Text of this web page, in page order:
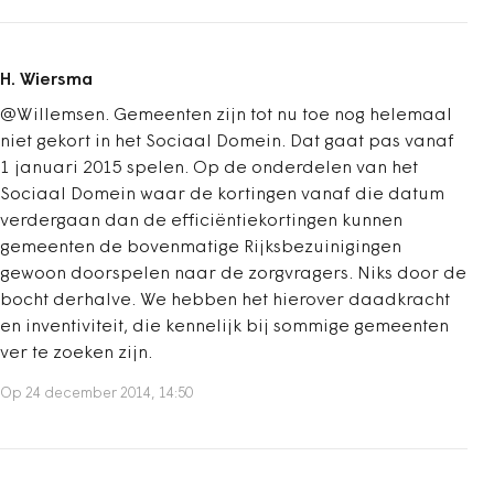
H. Wiersma
@Willemsen. Gemeenten zijn tot nu toe nog helemaal
niet gekort in het Sociaal Domein. Dat gaat pas vanaf
1 januari 2015 spelen. Op de onderdelen van het
Sociaal Domein waar de kortingen vanaf die datum
verdergaan dan de efficiëntiekortingen kunnen
gemeenten de bovenmatige Rijksbezuinigingen
gewoon doorspelen naar de zorgvragers. Niks door de
bocht derhalve. We hebben het hierover daadkracht
en inventiviteit, die kennelijk bij sommige gemeenten
ver te zoeken zijn.
Op 24 december 2014, 14:50